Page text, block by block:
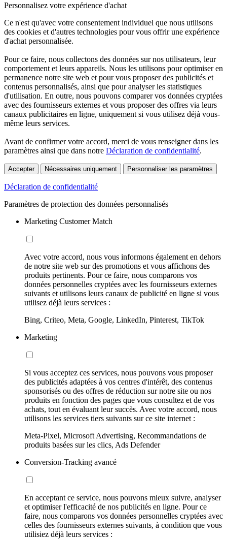
Personnalisez votre expérience d'achat
Ce n'est qu'avec votre consentement individuel que nous utilisons
des cookies et d'autres technologies pour vous offrir une expérience
d'achat personnalisée.
Pour ce faire, nous collectons des données sur nos utilisateurs, leur
comportement et leurs appareils. Nous les utilisons pour optimiser en
permanence notre site web et pour vous proposer des publicités et
contenus personnalisés, ainsi que pour analyser les statistiques
d'utilisation. En outre, nous pouvons comparer vos données cryptées
avec des fournisseurs externes et vous proposer des offres via leurs
canaux publicitaires en ligne, uniquement si vous utilisez déjà vous-
même leurs services.
Avant de confirmer votre accord, merci de vous renseigner dans les
paramètres ainsi que dans notre Déclaration de confidentialité.
Accepter Nécessaires uniquement Personnaliser les paramètres
Déclaration de confidentialité
Paramètres de protection des données personnalisés
Marketing Customer Match
Avec votre accord, nous vous informons également en dehors
de notre site web sur des promotions et vous affichons des
produits pertinents. Pour ce faire, nous comparons vos
données personnelles cryptées avec les fournisseurs externes
suivants et utilisons leurs canaux de publicité en ligne si vous
utilisez déjà leurs services :
Bing, Criteo, Meta, Google, LinkedIn, Pinterest, TikTok
Marketing
Si vous acceptez ces services, nous pouvons vous proposer
des publicités adaptées à vos centres d'intérêt, des contenus
sponsorisés ou des offres de réduction sur notre site ou nos
produits en fonction des pages que vous consultez et de vos
achats, tout en évaluant leur succès. Avec votre accord, nous
utilisons les services tiers suivants sur ce site internet :
Meta-Pixel, Microsoft Advertising, Recommandations de
produits basées sur les clics, Ads Defender
Conversion-Tracking avancé
En acceptant ce service, nous pouvons mieux suivre, analyser
et optimiser l'efficacité de nos publicités en ligne. Pour ce
faire, nous comparons vos données personnelles cryptées avec
celles des fournisseurs externes suivants, à condition que vous
utilisiez déjà leurs services :